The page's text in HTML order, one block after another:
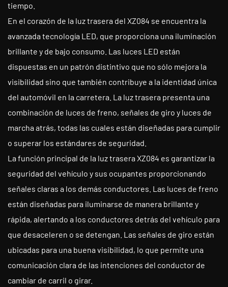
tiempo.
En el corazón de la luz trasera del XZ084 se encuentra la
avanzada tecnología LED, que proporciona una iluminación
brillante y de bajo consumo. Las luces LED están
dispuestas en un patrón distintivo que no sólo mejora la
visibilidad sino que también contribuye a la identidad única
del automóvil en la carretera. La luz trasera presenta una
combinación de luces de freno, señales de giro y luces de
marcha atrás, todas las cuales están diseñadas para cumplir
o superar los estándares de seguridad.
La función principal de la luz trasera XZ084 es garantizar la
seguridad del vehículo y sus ocupantes proporcionando
señales claras a los demás conductores. Las luces de freno
están diseñadas para iluminarse de manera brillante y
rápida, alertando a los conductores detrás del vehículo para
que desaceleren o se detengan. Las señales de giro están
ubicadas para una buena visibilidad, lo que permite una
comunicación clara de las intenciones del conductor de
cambiar de carril o girar.